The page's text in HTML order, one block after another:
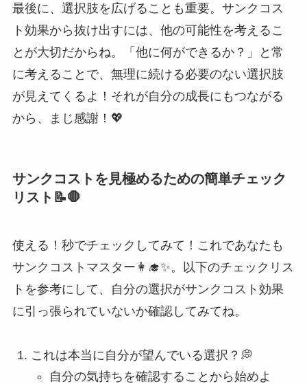
最後に、選択肢を広げることも重要。サンクコス
ト効果から抜け出すには、他の可能性を考えるこ
とが大切だからね。「他に何ができるか？」と常
に考えることで、無理に続ける必要のない選択肢
が見えてくるよ！それが自分の成長にもつながる
から、まじ感謝！💖
サンクコストを見極めるための簡単チェック
リスト📝🛑
使える！秒でチェックしてみて！これであなたも
サンクコストマスター👩‍🎓✨。以下のチェックリス
トを参考にして、自分の選択がサンクコスト効果
に引っ張られていないか確認してみてね。
これは本当に自分が望んでいる選択？💭
自分の気持ちを確認することから始めよ